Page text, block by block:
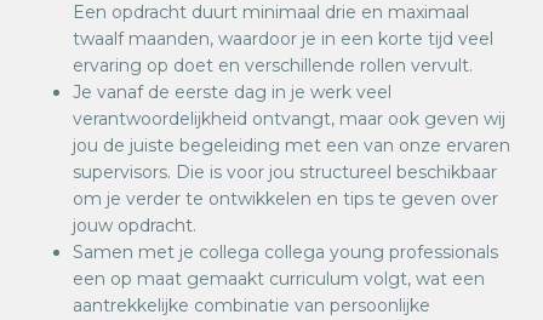
Een opdracht duurt minimaal drie en maximaal
twaalf maanden, waardoor je in een korte tijd veel
ervaring op doet en verschillende rollen vervult.
Je vanaf de eerste dag in je werk veel
verantwoordelijkheid ontvangt, maar ook geven wij
jou de juiste begeleiding met een van onze ervaren
supervisors. Die is voor jou structureel beschikbaar
om je verder te ontwikkelen en tips te geven over
jouw opdracht.
Samen met je collega collega young professionals
een op maat gemaakt curriculum volgt, wat een
aantrekkelijke combinatie van persoonlijke